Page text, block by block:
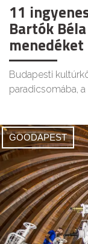
11
Bartók
Budapesti
paradicsomába,
GOODAPEST